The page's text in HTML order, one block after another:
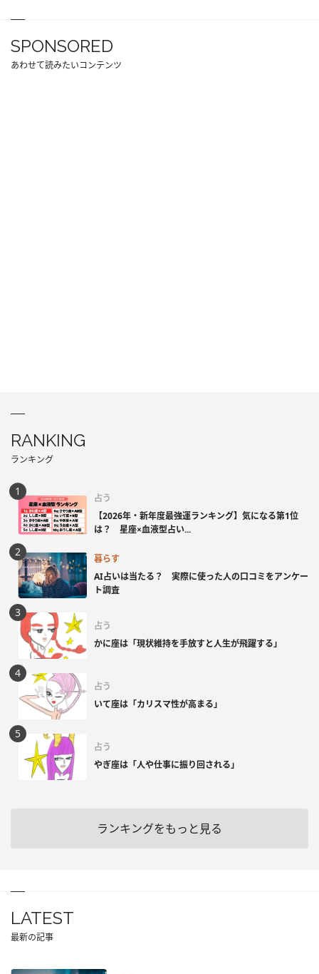
SPONSORED
あわせて読みたいコンテンツ
RANKING
ランキング
占う
【2026年・新年度最強運ランキング】気になる第1位
は？ 星座×血液型占い...
暮らす
AI占いは当たる？ 実際に使った人の口コミをアンケー
ト調査
占う
かに座は「現状維持を手放すと人生が飛躍する」
占う
いて座は「カリスマ性が高まる」
占う
やぎ座は「人や仕事に振り回される」
ランキングをもっと見る
LATEST
最新の記事